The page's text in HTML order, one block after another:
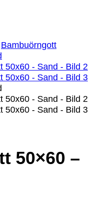
Bambuörngott
50×60 –